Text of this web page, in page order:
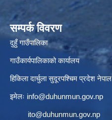
सम्पर्क विवरण
दुहुँ गाउँपालिका
गाउँकार्यपालिकाको कार्यालय
हिकिला दार्चुला सुदूरपश्चिम प्रदेश नेपाल
इमेलः info@duhunmun.gov.np
ito@duhunmun.gov.np